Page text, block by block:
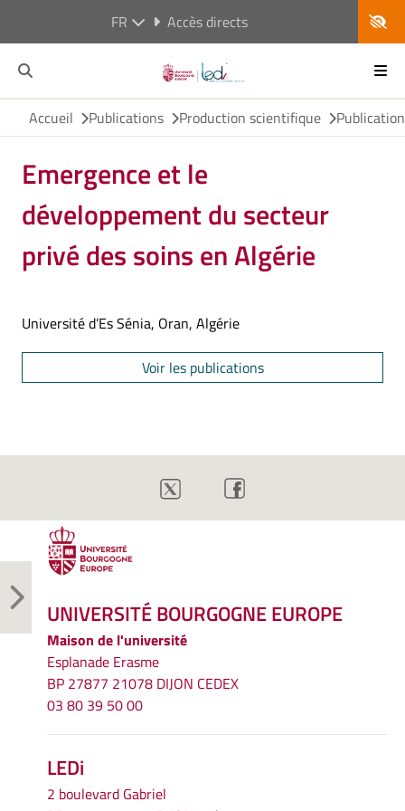
FR Accès directs
Accueil Publications Production scientifique
Emergence et le
développement du secteur
privé des soins en Algérie
Université d’Es Sénia, Oran, Algérie
Voir les publications
UNIVERSITÉ BOURGOGNE EUROPE
Maison de l'université
Esplanade Erasme
BP 27877 21078 DIJON CEDEX
03 80 39 50 00
LEDi
2 boulevard Gabriel